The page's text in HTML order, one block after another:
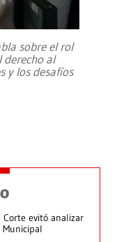
sobre el rol
derecho al
y los desafíos
evitó analizar